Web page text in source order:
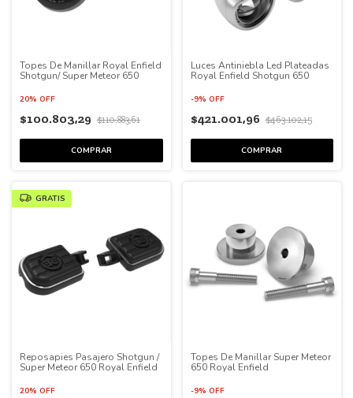
Topes De Manillar Royal Enfield
Shotgun/ Super Meteor 650
20% OFF
$100.803,29 $110.883,61
Luces Antiniebla Led Plateadas
Royal Enfield Shotgun 650
-9% OFF
$421.001,96 $463.102,15
GRATIS
Reposapies Pasajero Shotgun /
Super Meteor 650 Royal Enfield
20% OFF
Topes De Manillar Super Meteor
650 Royal Enfield
-9% OFF